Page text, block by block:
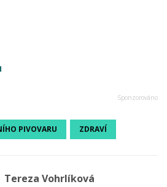
PIVOVARU ZDRAVÍ
Tereza Vohrlíková